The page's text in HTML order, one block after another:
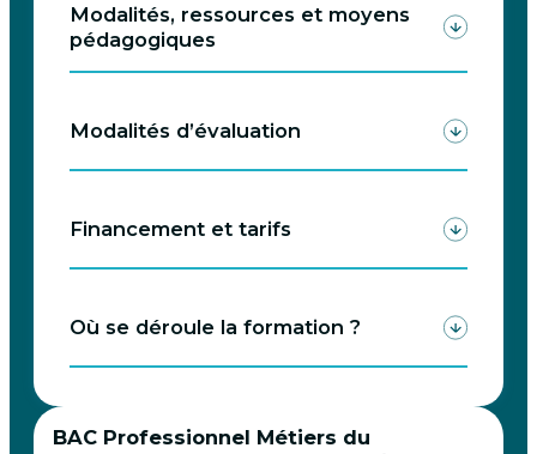
Modalités, ressources et moyens
pédagogiques
Modalités d’évaluation
Financement et tarifs
Où se déroule la formation ?
BAC Professionnel Métiers du